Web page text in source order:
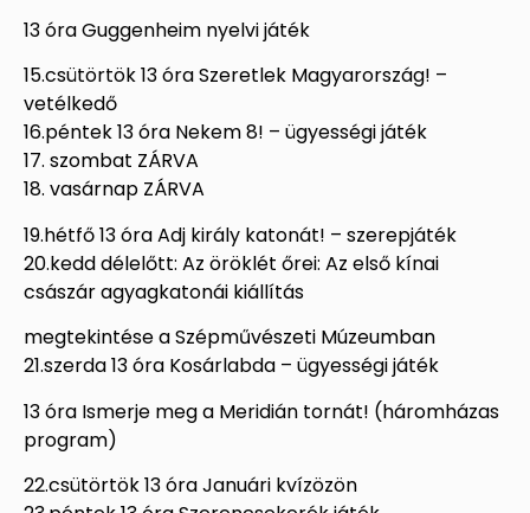
13 óra Guggenheim nyelvi játék
15.csütörtök 13 óra Szeretlek Magyarország! –
vetélkedő
16.péntek 13 óra Nekem 8! – ügyességi játék
17. szombat ZÁRVA
18. vasárnap ZÁRVA
19.hétfő 13 óra Adj király katonát! – szerepjáték
20.kedd délelőtt: Az öröklét őrei: Az első kínai
császár agyagkatonái kiállítás
megtekintése a Szépművészeti Múzeumban
21.szerda 13 óra Kosárlabda – ügyességi játék
13 óra Ismerje meg a Meridián tornát! (háromházas
program)
22.csütörtök 13 óra Januári kvízözön